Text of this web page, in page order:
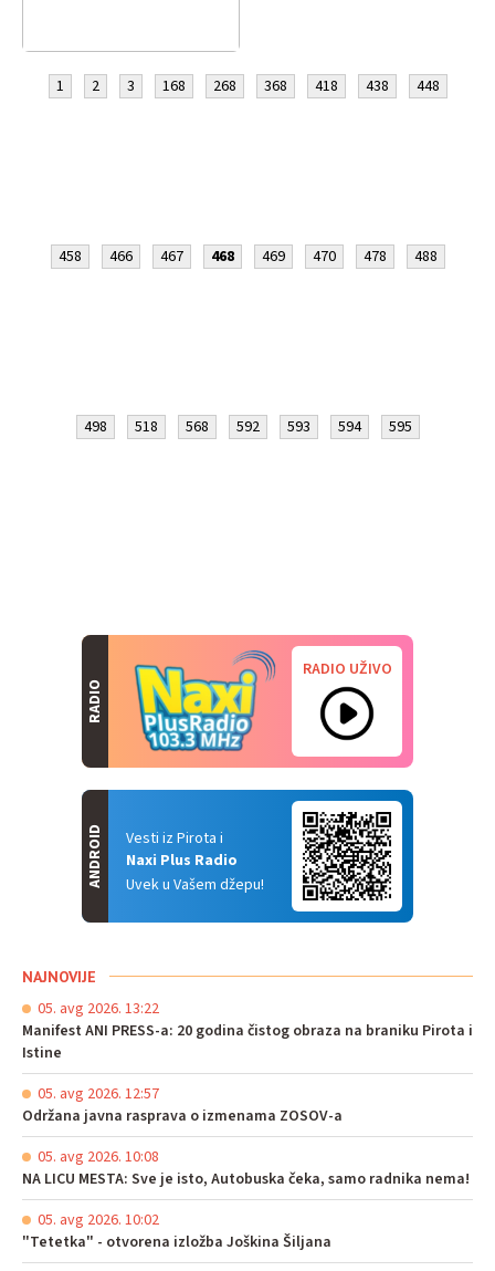
1 2 3 168 268 368 418 438 448
458 466 467 468 469 470 478 488
498 518 568 592 593 594 595
RADIO
RADIO UŽIVO
Vesti iz Pirota i
Naxi Plus Radio
Uvek u Vašem džepu!
ANDROID
NAJNOVIJE
05. avg 2026. 13:22
Manifest ANI PRESS-a: 20 godina čistog obraza na braniku Pirota i
Istine
05. avg 2026. 12:57
Održana javna rasprava o izmenama ZOSOV-a
05. avg 2026. 10:08
NA LICU MESTA: Sve je isto, Autobuska čeka, samo radnika nema!
05. avg 2026. 10:02
"Tetetka" - otvorena izložba Joškina Šiljana